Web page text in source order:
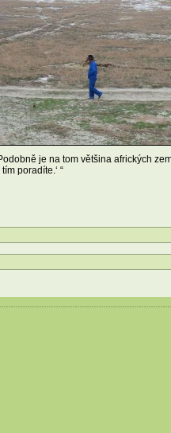
je na tom většina afrických
poradíte.‘ “